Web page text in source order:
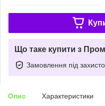
Що таке купити з
Замовлення під
Опис Характеристики